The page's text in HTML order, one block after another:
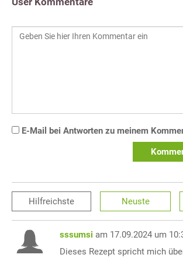
E-Mail bei Antworten zu meinem
Hilfreichste Neuste
sssumsi am 17.09.2024 um
Dieses Rezept spricht mich